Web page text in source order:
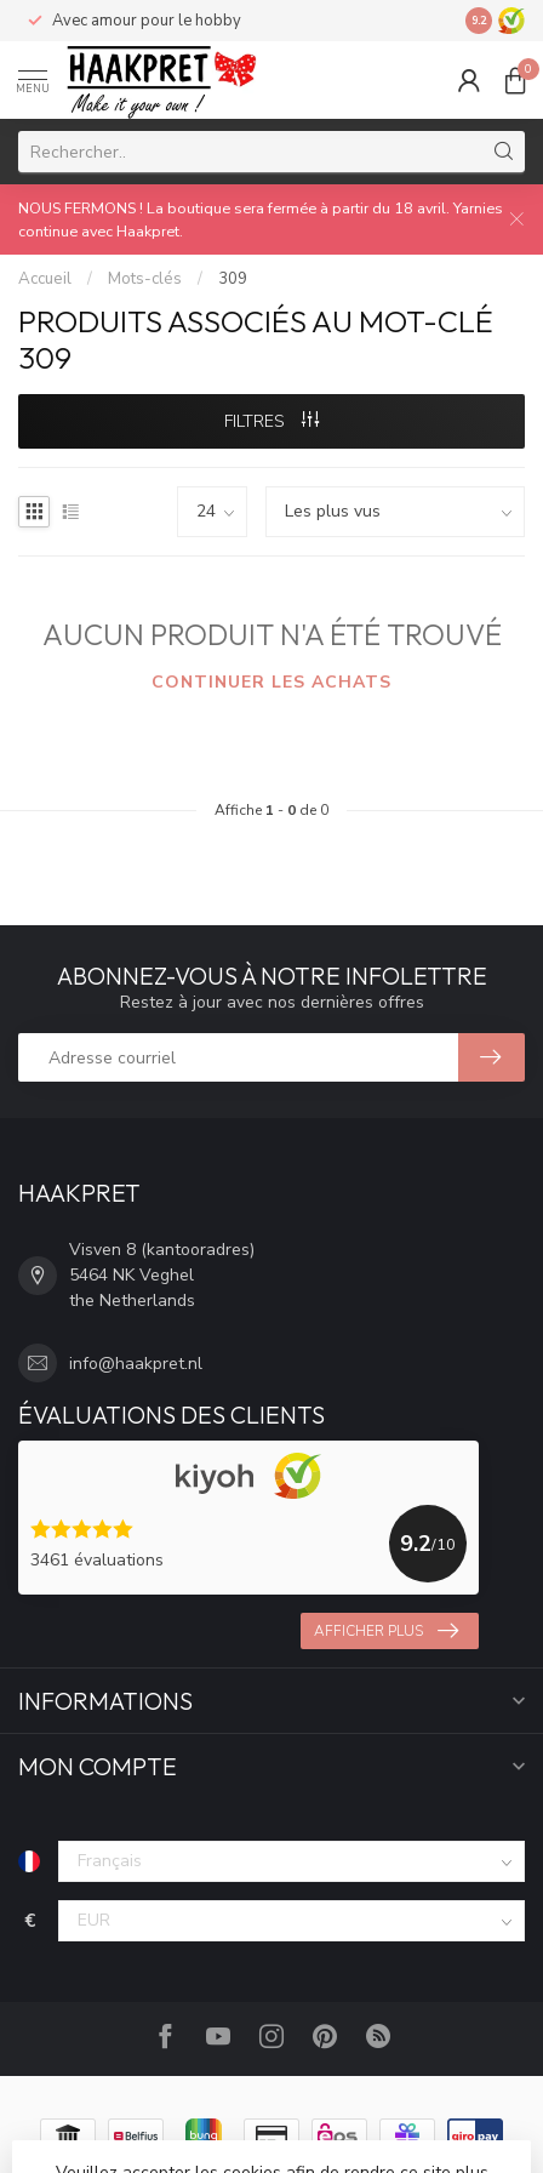
Avec amour pour le hobby Made by
9.2
MENU
0
NOUS FERMONS ! La boutique sera fermée à partir du 18 avril. Yarnies
continue avec Haakpret.
Accueil / Mots-clés / 309
PRODUITS ASSOCIÉS AU MOT-CLÉ
309
FILTRES
AUCUN PRODUIT N'A ÉTÉ TROUVÉ
CONTINUER LES ACHATS
Affiche 1 - 0 de 0
ABONNEZ-VOUS À NOTRE INFOLETTRE
Restez à jour avec nos dernières offres
HAAKPRET
Visven 8 (kantooradres)
5464 NK Veghel
the Netherlands
info@haakpret.nl
ÉVALUATIONS DES CLIENTS
3461 évaluations
9.2/10
AFFICHER PLUS
INFORMATIONS
MON COMPTE
€